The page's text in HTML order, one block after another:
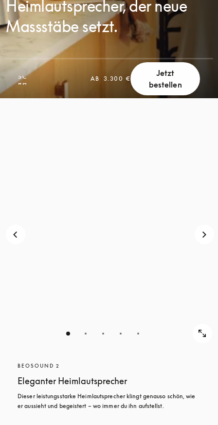
Heimlautsprecher, der neue
Massstäbe setzt.
SCROLL
SCROLL
ZUM
ENTDECKEN
AB 3.300 €
Jetzt
bestellen
BEOSOUND 2
Eleganter Heimlautsprecher
Dieser leistungsstarke Heimlautsprecher klingt genauso schön, wie
er aussieht und begeistert – wo immer du ihn aufstellst.